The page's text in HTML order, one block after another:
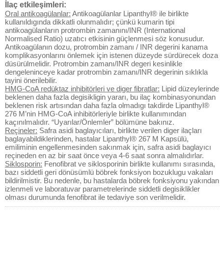
İlaç etkileşimleri:
Oral antikoagülanlar: Antikoagülanlar Lipanthyl® ile birlikte
kullanıldıgında dikkatli olunmalıdır; çünkü kumarin tipi
antikoagülanların protrombin zamanını/INR (International
Normalised Ratio) uzatıcı etkisinin güçlenmesi söz konusudur.
Antikoagülanın dozu, protrombin zamanı / INR degerini kanama
komplikasyonlarını önlemek için istenen düzeyde sürdürecek doza
düsürülmelidir. Protrombin zamanı/INR degeri kesinlikle
dengeleninceye kadar protrombin zamanı/INR degerinin sıklıkla
tayini önerilebilir.
HMG-CoA redüktaz inhibitörleri ve diger fibratlar: Lipid düzeylerinde
beklenen daha fazla degisikligin yararı, bu ilaç kombinasyonundan
beklenen risk artısından daha fazla olmadıgı takdirde Lipanthyl®
276 M’nin HMG-CoA inhibitörleriyle birlikte kullanımından
kaçınılmalıdır. “Uyarılar/Önlemler” bölümüne bakınız.
Reçineler: Safra asidi baglayıcıları, birlikte verilen diger ilaçları
baglayabildiklerinden, hastalar Lipanthyl® 267 M Kapsülü,
emiliminin engellenmesinden sakınmak için, safra asidi baglayıcı
reçineden en az bir saat önce veya 4-6 saat sonra almalıdırlar.
Siklosporin: Fenofibrat ve siklosporinin birlikte kullanımı sırasında,
bazı siddetli geri dönüsümlü böbrek fonksiyon bozuklugu vakaları
bildirilmistir. Bu nedenle, bu hastalarda böbrek fonksiyonu yakından
izlenmeli ve laboratuvar parametrelerinde siddetli degisiklikler
olması durumunda fenofibrat ile tedaviye son verilmelidir.